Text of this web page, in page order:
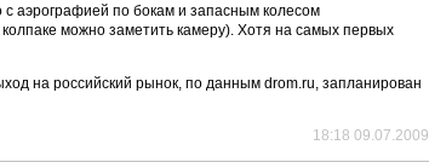
аэрографией по бокам и запасным колесом
можно заметить камеру). Хотя на самых первых
на российский рынок, по данным drom.ru, запланирован
18:18 09.07.2009